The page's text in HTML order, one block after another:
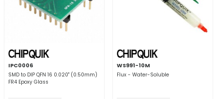
IPC0006
SMD to DIP QFN 16 0.020" (0.50mm)
FR4 Epoxy Glass
WS991-10M
Flux - Water-Soluble